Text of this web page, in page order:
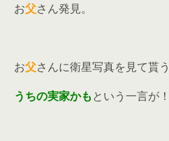
お父さん発見。
お父さんに衛星写真を見て貰う
うちの実家かもという一言が！